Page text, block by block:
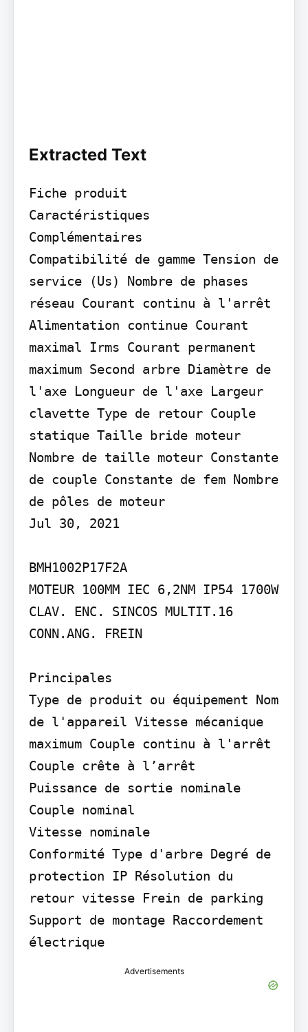
Extracted Text
Fiche produit
Caractéristiques
Complémentaires
Compatibilité de gamme Tension de
service (Us) Nombre de phases
réseau Courant continu à l'arrêt
Alimentation continue Courant
maximal Irms Courant permanent
maximum Second arbre Diamètre de
l'axe Longueur de l'axe Largeur
clavette Type de retour Couple
statique Taille bride moteur
Nombre de taille moteur Constante
de couple Constante de fem Nombre
de pôles de moteur
Jul 30, 2021
BMH1002P17F2A
MOTEUR 100MM IEC 6,2NM IP54 1700W
CLAV. ENC. SINCOS MULTIT.16
CONN.ANG. FREIN
Principales
Type de produit ou équipement Nom
de l'appareil Vitesse mécanique
maximum Couple continu à l'arrêt
Couple crête à l’arrêt
Puissance de sortie nominale
Couple nominal
Vitesse nominale
Conformité Type d'arbre Degré de
protection IP Résolution du
retour vitesse Frein de parking
Support de montage Raccordement
électrique
Advertisements